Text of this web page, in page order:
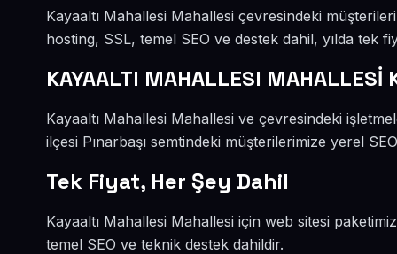
Kayaaltı Mahallesi Mahallesi çevresindeki
hosting, SSL, temel SEO ve destek dahil, yılda tek
KAYAALTI MAHALLESI MAHALLESİ
Kayaaltı Mahallesi Mahallesi ve çevresindeki
ilçesi Pınarbaşı semtindeki müşterilerimize yerel
Tek Fiyat, Her Şey Dahil
Kayaaltı Mahallesi Mahallesi için web sitesi
temel SEO ve teknik destek dahildir.